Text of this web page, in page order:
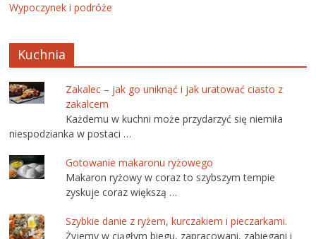
Wypoczynek i podróże
Kuchnia
Zakalec – jak go uniknąć i jak uratować ciasto z
zakalcem
Każdemu w kuchni może przydarzyć się niemiła
niespodzianka w postaci …
Gotowanie makaronu ryżowego
Makaron ryżowy w coraz to szybszym tempie
zyskuje coraz większą …
Szybkie danie z ryżem, kurczakiem i pieczarkami.
Żyjemy w ciągłym biegu, zapracowani, zabiegani i